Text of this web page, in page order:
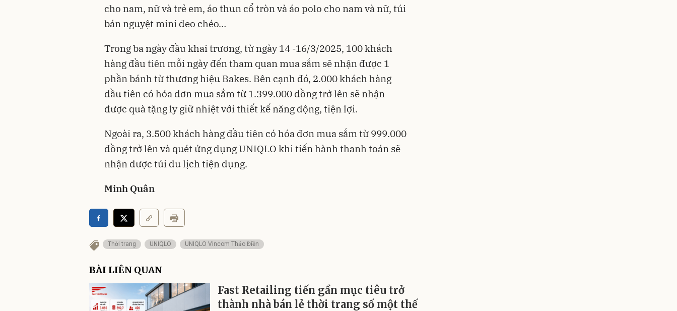
cho nam, nữ và trẻ em, áo thun cổ tròn và áo polo cho nam và nữ, túi
bán nguyệt mini đeo chéo…
Trong ba ngày đầu khai trương, từ ngày 14 -16/3/2025, 100 khách
hàng đầu tiên mỗi ngày đến tham quan mua sắm sẽ nhận được 1
phần bánh từ thương hiệu Bakes. Bên cạnh đó, 2.000 khách hàng
đầu tiên có hóa đơn mua sắm từ 1.399.000 đồng trở lên sẽ nhận
được quà tặng ly giữ nhiệt với thiết kế năng động, tiện lợi.
Ngoài ra, 3.500 khách hàng đầu tiên có hóa đơn mua sắm từ 999.000
đồng trở lên và quét ứng dụng UNIQLO khi tiến hành thanh toán sẽ
nhận được túi du lịch tiện dụng.
Minh Quân
Thời trang UNIQLO UNIQLO Vincom Thảo Điền
BÀI LIÊN QUAN
Fast Retailing tiến gần mục tiêu trở
thành nhà bán lẻ thời trang số một thế